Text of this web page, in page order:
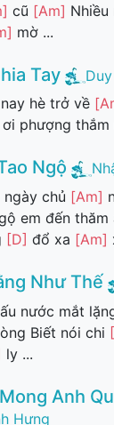
cũ [Am] Nhiều
mờ ...
Tay
nay hè trở về
ơi phượng thắm
Ngộ
ngày chủ [Am]
em đến
[D] đổ xa [Am]
Như Thế
nước mắt
Biết nói chi
ly ...
Anh
Hưng